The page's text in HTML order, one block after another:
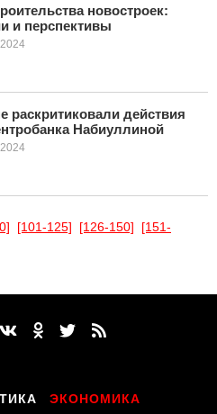
новостроек:
и перспективы
раскритиковали действия
Набиуллиной
[101-125] [126-150]
[151-
ЭКОНОМИКА